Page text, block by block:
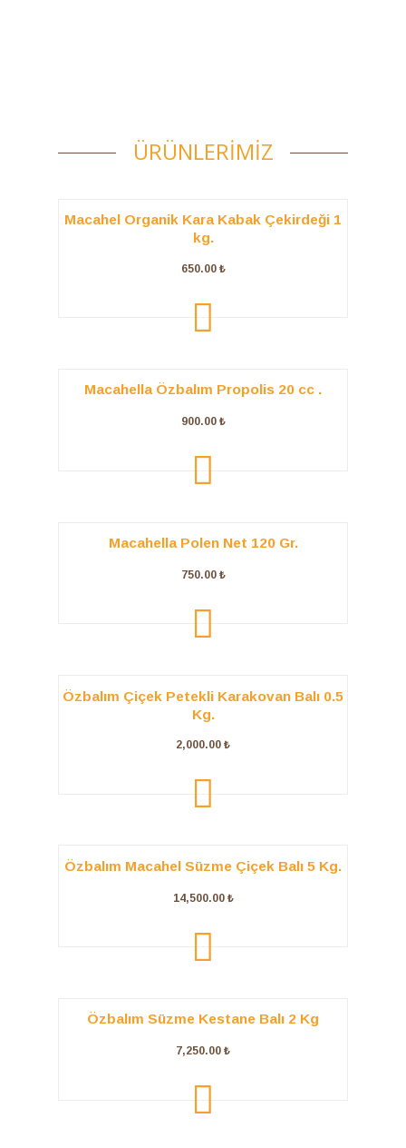
ÜRÜNLERİMİZ
Macahel Organik Kara Kabak Çekirdeği 1
kg.
650.00 ₺
ADD TO
Macahella Özbalım Propolis 20 cc .
900.00 ₺
ADD TO
Macahella Polen Net 120 Gr.
750.00 ₺
ADD TO
Özbalım Çiçek Petekli Karakovan Balı 0.5
Kg.
2,000.00 ₺
ADD TO
Özbalım Macahel Süzme Çiçek Balı 5 Kg.
14,500.00 ₺
ADD TO
Özbalım Süzme Kestane Balı 2 Kg
7,250.00 ₺
ADD TO